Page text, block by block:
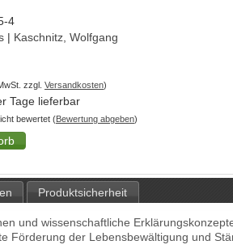
4
| Kaschnitz, Wolfgang
zzgl. Versandkosten)
Tage lieferbar
bewertet (Bewertung abgeben)
Produktsicherheit
und wissenschaftliche
Förderung der Lebensbewältigung und